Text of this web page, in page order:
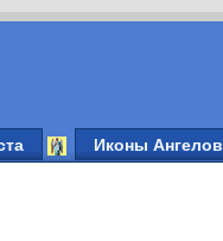
Иконы Ангелов